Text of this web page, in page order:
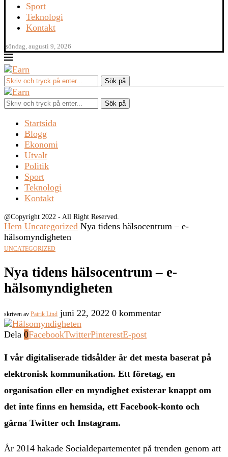
Sport
Teknologi
Kontakt
söndag, augusti 9, 2026
Sök på
Startsida
Blogg
Ekonomi
Utvalt
Politik
Sport
Teknologi
Kontakt
@Copyright 2022 - All Right Reserved.
Hem Uncategorized Nya tidens hälsocentrum – e-
hälsomyndigheten
UNCATEGORIZED
Nya tidens hälsocentrum – e-
hälsomyndigheten
skriven av Patrik Lind juni 22, 2022 0 kommentar
Dela 0FacebookTwitterPinterestE-post
I vår digitaliserade tidsålder är det mesta baserat på
elektronisk kommunikation. Ett företag, en
organisation eller en myndighet existerar knappt om
det inte finns en hemsida, ett Facebook-konto och
gärna Twitter och Instagram.
År 2014 hakade Socialdepartementet på trenden genom att